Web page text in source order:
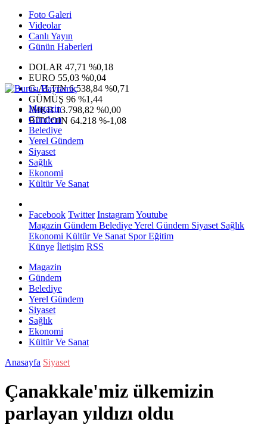
Foto Galeri
Videolar
Canlı Yayın
Günün Haberleri
DOLAR 47,71 %0,18
EURO 55,03 %0,04
G.ALTIN6.538,84 %0,71
GÜMÜŞ 96 %1,44
IMKB13.798,82 %0,00
BITCOIN 64.218 %-1,08
Magazin
Gündem
Belediye
Yerel Gündem
Siyaset
Sağlık
Ekonomi
Kültür Ve Sanat
Facebook Twitter InstagramYoutube
Magazin Gündem BelediyeYerel Gündem Siyaset Sağlık
Ekonomi Kültür Ve Sanat SporEğitim
Künye İletişim RSS
Magazin
Gündem
Belediye
Yerel Gündem
Siyaset
Sağlık
Ekonomi
Kültür Ve Sanat
Anasayfa Siyaset
Çanakkale'miz ülkemizin
parlayan yıldızı oldu